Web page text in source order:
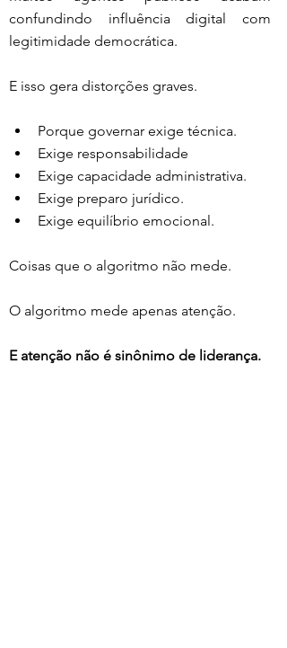
confundindo influência digital com
legitimidade democrática.
E isso gera distorções graves.
Porque governar exige técnica.
Exige responsabilidade
Exige capacidade administrativa.
Exige preparo jurídico.
Exige equilíbrio emocional.
Coisas que o algoritmo não mede.
O algoritmo mede apenas atenção.
E atenção não é sinônimo de liderança.